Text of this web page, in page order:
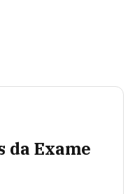
da Exame